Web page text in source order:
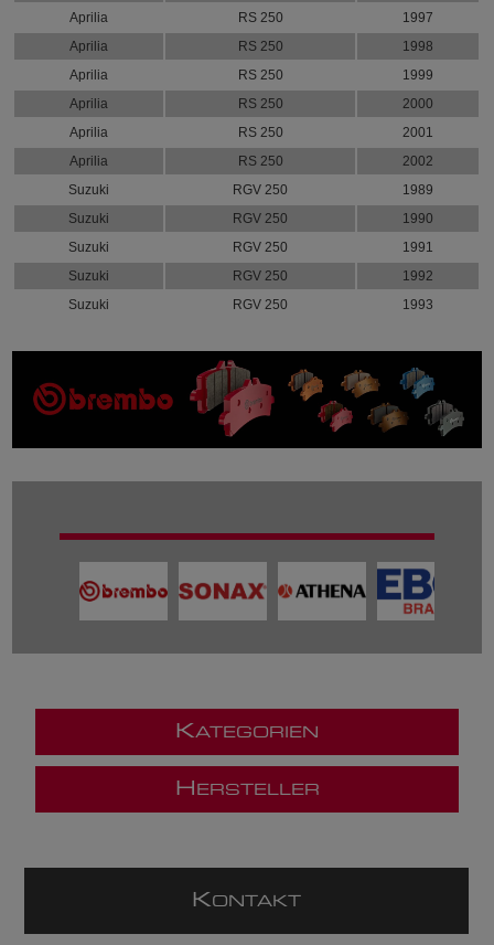
Aprilia
RS 250
1997
Aprilia
RS 250
1998
Aprilia
RS 250
1999
Aprilia
RS 250
2000
Aprilia
RS 250
2001
Aprilia
RS 250
2002
Suzuki
RGV 250
1989
Suzuki
RGV 250
1990
Suzuki
RGV 250
1991
Suzuki
RGV 250
1992
Suzuki
RGV 250 1993
KATEGORIEN
H ERSTELLER
KONTAKT